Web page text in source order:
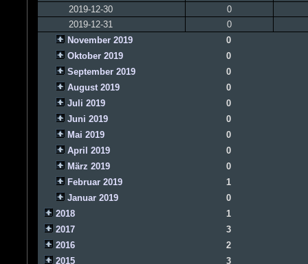
2019-12-30
0
2019-12-31
0
November 2019
0
Oktober 2019
0
September 2019
0
August 2019
0
Juli 2019
0
Juni 2019
0
Mai 2019
0
April 2019
0
März 2019
0
Februar 2019
1
Januar 2019
0
2018
1
2017
3
2016
2
2015
3